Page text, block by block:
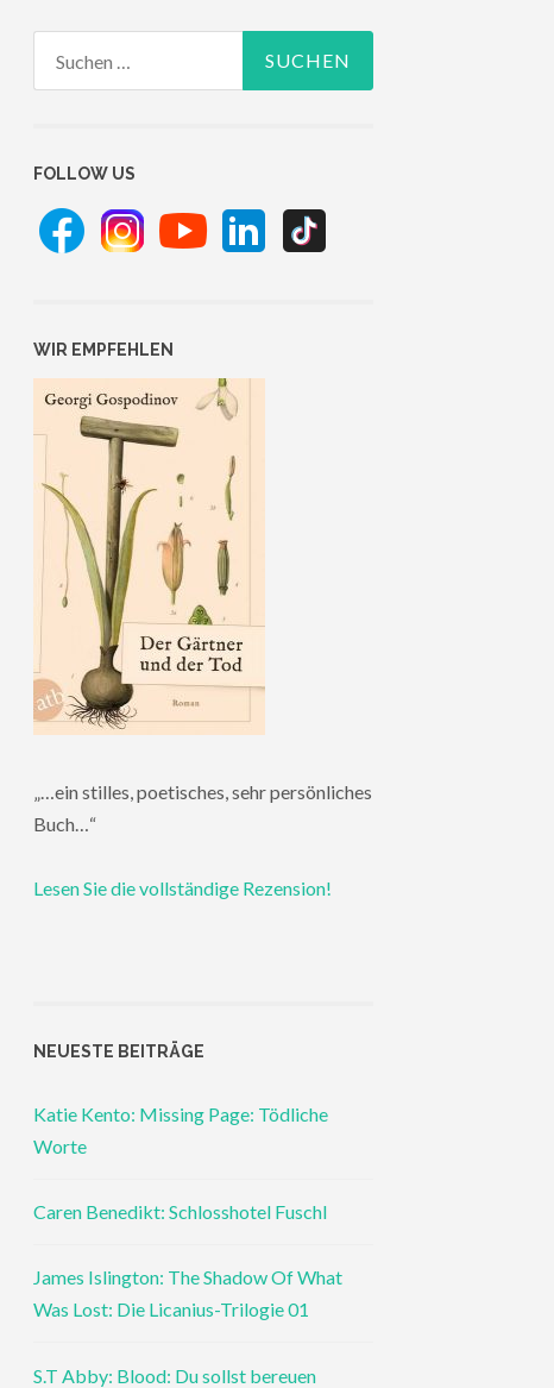
FOLLOW US
WIR EMPFEHLEN
„…ein stilles, poetisches, sehr persönliches
Buch…“
Lesen Sie die vollständige Rezension!
NEUESTE BEITRÄGE
Katie Kento: Missing Page: Tödliche
Worte
Caren Benedikt: Schlosshotel Fuschl
James Islington: The Shadow Of What
Was Lost: Die Licanius-Trilogie 01
S.T Abby: Blood: Du sollst bereuen